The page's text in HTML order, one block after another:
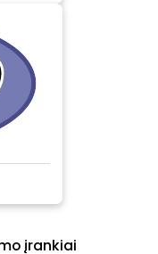
įrankiai